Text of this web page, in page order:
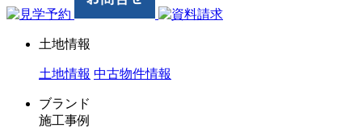
土地情報
土地情報 中古物件情報
ブランド
施工事例